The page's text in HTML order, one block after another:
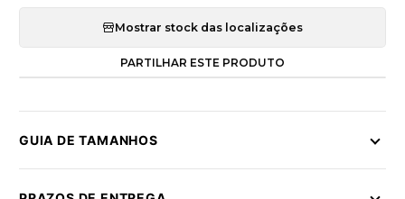
Mostrar stock das localizações
PARTILHAR ESTE PRODUTO
GUIA DE TAMANHOS